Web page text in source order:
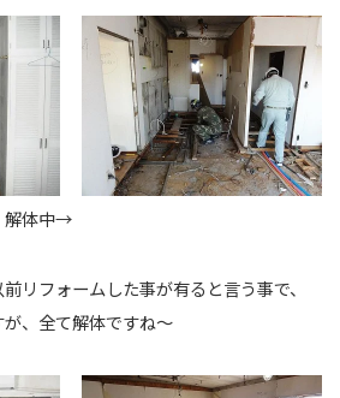
中→
リフォームした事が有ると言う事で、
、全て解体ですね～